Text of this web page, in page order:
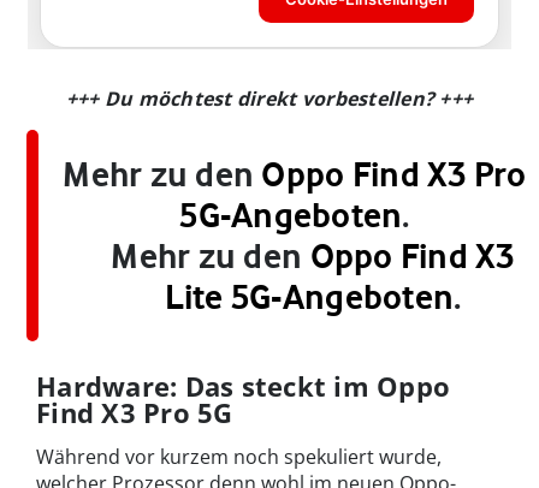
+++ Du möchtest direkt vorbestellen? +++
Mehr zu den Oppo Find X3 Pro
5G-Angeboten.
Mehr zu den Oppo Find X3
Lite 5G-Angeboten.
Hardware: Das steckt im Oppo
Find X3 Pro 5G
Während vor kurzem noch spekuliert wurde,